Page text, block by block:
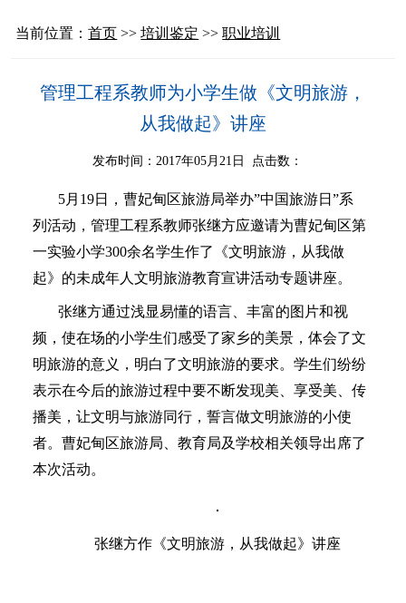
当前位置：首页 >>培训鉴定 >>职业培训
管理工程系教师为小学生做《文明旅游，
从我做起》讲座
发布时间：2017年05月21日 点击数：
5月 19日，曹妃甸区旅游局举办”中国旅游日”系
列活动，管理工程系教师张继方应邀请为曹妃甸区第
一实验小学300余名学生作了《文明旅游，从我做
起》的未成年人文明旅游教育宣讲活动专题讲座。
张继方通过浅显易懂的语言、丰富的图片和视
频，使在场的小学生们感受了家乡的美景，体会了文
明旅游的意义，明白了文明旅游的要求。学生们纷纷
表示在今后的旅游过程中要不断发现美、享受美、传
播美，让文明与旅游同行，誓言做文明旅游的小使
者。曹妃甸区旅游局、教育局及学校相关领导出席了
本次活动。
张继方作《文明旅游，从我做起》讲座